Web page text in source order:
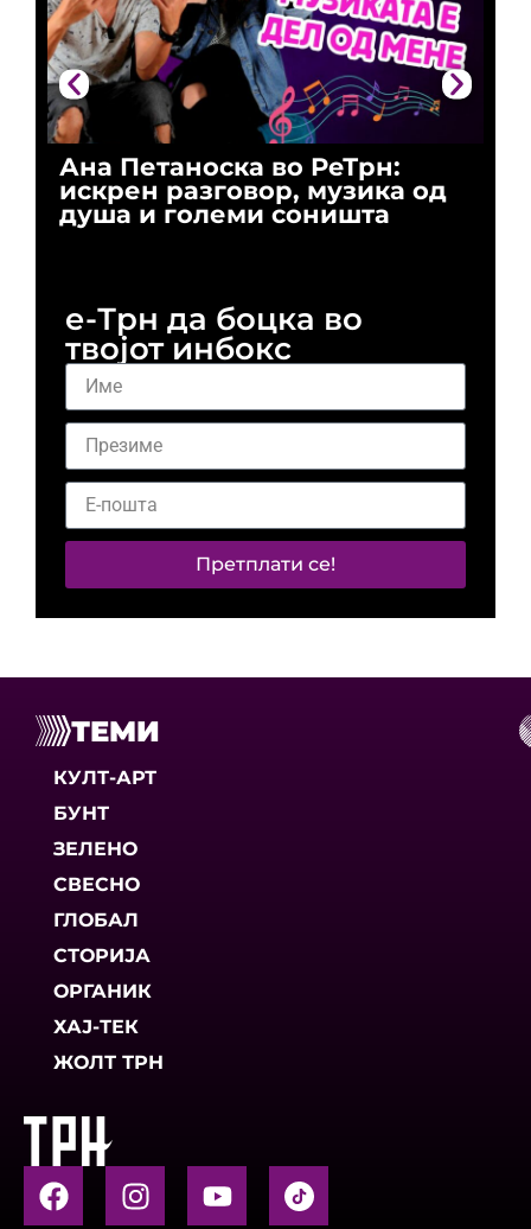
Ана Петаноска во РеТрн:
искрен разговор, музика од
душа и големи соништа
е-Трн да боцка во
твојот инбокс
Претплати се!
ТЕМИ
КУЛТ-АРТ
БУНТ
ЗЕЛЕНО
СВЕСНО
ГЛОБАЛ
СТОРИЈА
ОРГАНИК
ХАЈ-ТЕК
ЖОЛТ ТРН